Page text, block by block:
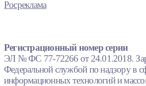
Росреклама
Регистрационный номер серии
ЭЛ № ФС 77-72266 от 24.01.2018.
Федеральной службой по надзору в
информационных технологий и